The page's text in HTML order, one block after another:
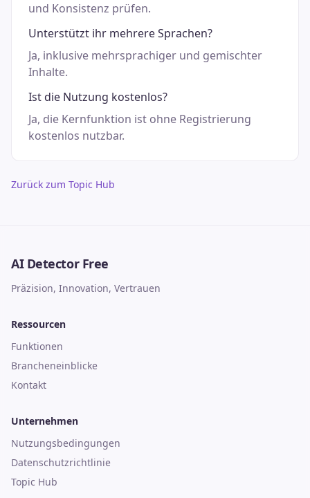
und Konsistenz prüfen.
Unterstützt ihr mehrere Sprachen?
Ja, inklusive mehrsprachiger und gemischter
Inhalte.
Ist die Nutzung kostenlos?
Ja, die Kernfunktion ist ohne Registrierung
kostenlos nutzbar.
Zurück zum Topic Hub
AI Detector Free
Präzision, Innovation, Vertrauen
Ressourcen
Funktionen
Brancheneinblicke
Kontakt
Unternehmen
Nutzungsbedingungen
Datenschutzrichtlinie
Topic Hub